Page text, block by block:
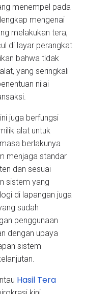
menempel pada
mengenai
melakukan tera,
di layar perangkat
bahwa tidak
yang seringkali
nilai
juga berfungsi
alat untuk
berlakunya
menjaga standar
dan sesuai
sistem yang
di lapangan juga
sudah
penggunaan
dengan upaya
sistem
Hasil Tera